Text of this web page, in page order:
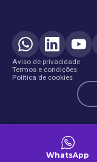
Aviso de privacidade
Termos e condições
Política de cookies
WhatsApp